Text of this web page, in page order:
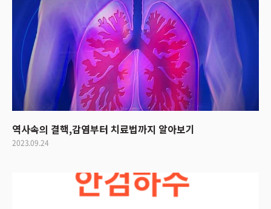
역사속의 결핵,감염부터 치료법까지 알아보기
2023.09.24